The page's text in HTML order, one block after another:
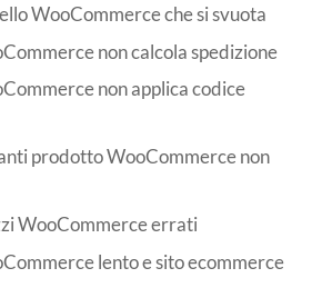
WooCommerce che si svuota
non calcola spedizione
non applica codice
prodotto WooCommerce non
WooCommerce errati
lento e sito ecommerce